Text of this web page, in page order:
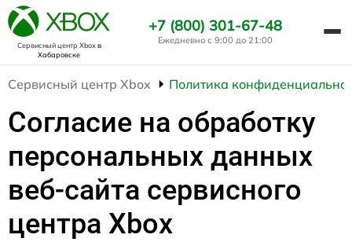
Сервисный центр Xboxв
Хабаровске
+7 (800) 301-67-48
Ежедневно с 9:00 до 21:00
Сервисный центр Xbox Политика
Согласие на обработку
персональных данных
веб-сайта сервисного
центра Xbox